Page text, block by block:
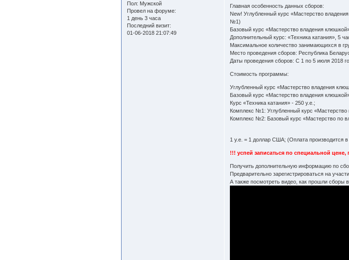
Пол: Мужской
Провел на форуме:
1 день 3 часа
Последний визит:
01-06-2018 21:07:49
Главная особенность данных сборов:
New! Углубленный курс «Мастерство
№1)
Базовый курс «Мастерство владения
Дополнительный курс: «Техника катания», 5
Максимальное количество занимающихся в
Место проведения сборов: Республика
Даты проведения сборов: С 1 по 5 июля 2018
Стоимость программы:
Углубленный курс «Мастерство владения
Базовый курс «Мастерство владения
Курс «Техника катания» - 250 у.е.;
Комплекс №1: Углубленный курс «Мастерство
Комплекс №2: Базовый курс «Мастерство по
1 у.е. = 1 доллар США; (Оплата производится
!!! успей записаться по специальной
Получить дополнительную информацию по
Предварительно зарегистрироваться на
А также посмотреть видео, как прошли сборы